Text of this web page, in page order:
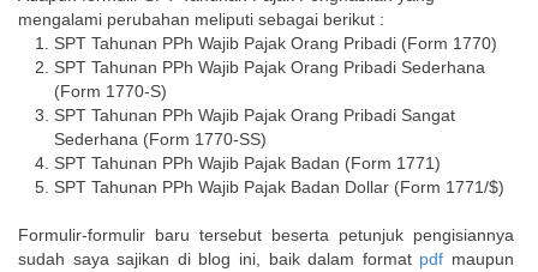
mengalami perubahan meliputi sebagai berikut :
SPT Tahunan PPh Wajib Pajak Orang Pribadi (Form 1770)
SPT Tahunan PPh Wajib Pajak Orang Pribadi Sederhana
(Form 1770-S)
SPT Tahunan PPh Wajib Pajak Orang Pribadi Sangat
Sederhana (Form 1770-SS)
SPT Tahunan PPh Wajib Pajak Badan (Form 1771)
SPT Tahunan PPh Wajib Pajak Badan Dollar (Form 1771/$)
Formulir-formulir baru tersebut beserta petunjuk pengisiannya
sudah saya sajikan di blog ini, baik dalam format pdf maupun